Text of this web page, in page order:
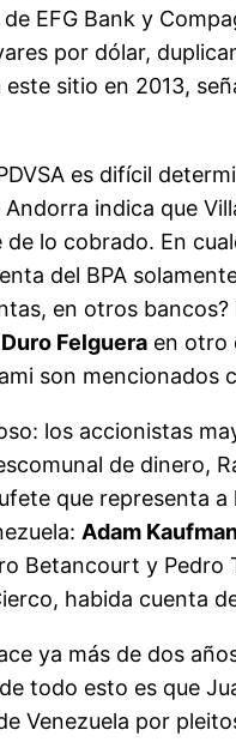
EFG Bank y
por dólar,
sitio en 2013,
es difícil
indica que
lo cobrado. En
del BPA
en otros
Duro Felguera en otro
son
los accionistas
de dinero,
que representa
Adam
Betancourt y Pedro
habida cuenta
ya más de dos
todo esto es que
Venezuela por